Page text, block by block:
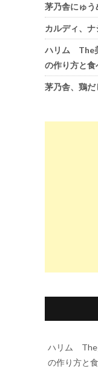
茅乃舎にゅう
カルディ、ナ
ハリム The
の作り方と食
茅乃舎、鶏
ハリム The
の作り方と